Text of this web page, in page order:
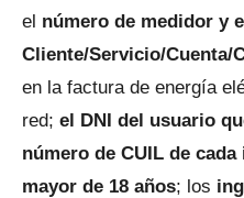
el número de medidor y
Cliente/Servicio/Cuenta/
en la factura de energía
red; el DNI del usuario
número de CUIL de
mayor de 18 años; los